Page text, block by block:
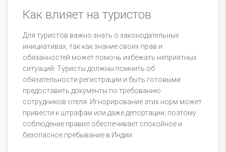
Как влияет на туристов
Для туристов важно знать о законодательных
инициативах, так как знание своих прав и
обязанностей может помочь избежать неприятных
ситуаций. Туристы должны помнить об
обязательности регистрации и быть готовыми
предоставить документы по требованию
сотрудников отеля. Игнорирование этих норм может
привести к штрафам или даже депортации, поэтому
соблюдение правил обеспечивает спокойное и
безопасное пребывание в Индии.